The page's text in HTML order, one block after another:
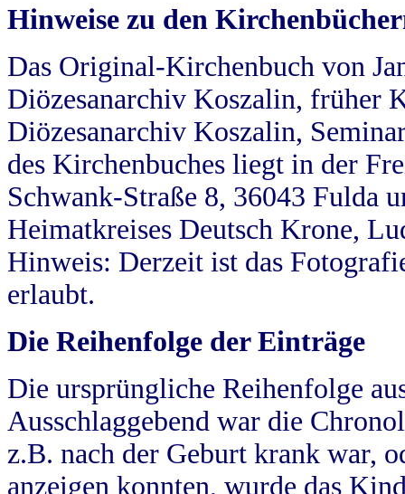
Hinweise zu den
Das Original-Kirchenbuch von
Diözesanarchiv Koszalin, früher
Diözesanarchiv Koszalin,
des Kirchenbuches liegt in der
Schwank-Straße 8, 36043 Fulda
Heimatkreises Deutsch Krone,
Hinweis: Derzeit ist das
erlaubt.
Die Reihenfolge der Einträge
Die ursprüngliche Reihenfolge
Ausschlaggebend war die
z.B. nach der Geburt krank war,
anzeigen konnten, wurde das